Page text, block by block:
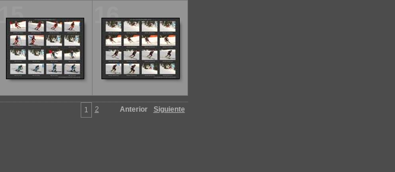
15 16
1 2 Anterior Siguiente